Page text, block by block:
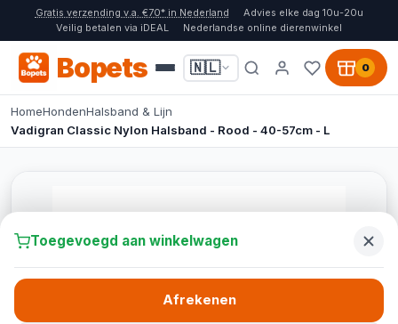
Gratis verzending v.a. €70* in Nederland
Advies elke dag 10u-20u
Veilig betalen via iDEAL
Nederlandse online dierenwinkel
Bopets 🇳🇱 0
HomeHondenHalsband & Lijn
Vadigran Classic Nylon Halsband - Rood - 40-57cm - L
Toegevoegd aan winkelwagen
Afrekenen